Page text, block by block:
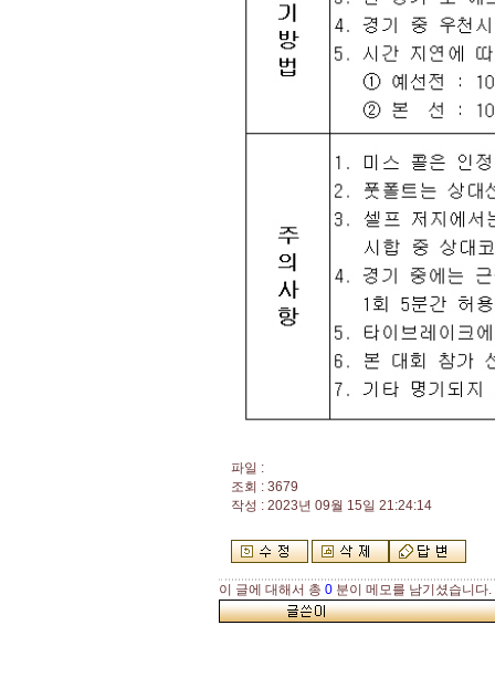
파일 :
조회 : 3679
작성 : 2023년 09월 15일 21:24:14
이 글에 대해서 총 0 분이 메모를 남기셨습니다.